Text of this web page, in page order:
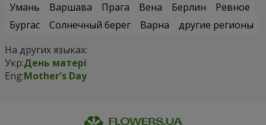
Умань
Варшава Прага Вена Берлин
Ревное
Бургас
Солнечный берег Варна
другие регионы
На других языках:
Укр:День матері
Eng:Mother's Day